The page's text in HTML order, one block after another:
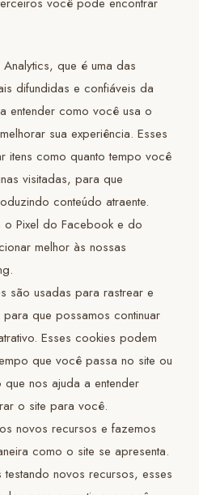
você pode encontrar
que é uma das
difundidas e confiáveis da
entender como você usa o
sua experiência. Esses
itens como quanto tempo você
visitadas, para que
conteúdo atraente.
o Pixel do Facebook e do
melhor às nossas
são usadas para rastrear e
que possamos continuar
Esses cookies podem
que você passa no site ou
nos ajuda a entender
o site para você.
novos recursos e fazemos
como o site se apresenta.
novos recursos, esses